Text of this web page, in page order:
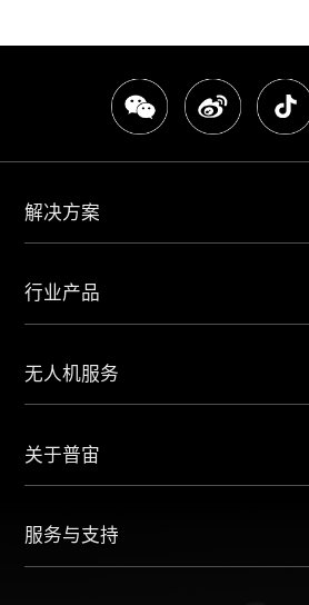
解决方案
行业产品
无人机服务
关于普宙
服务与支持